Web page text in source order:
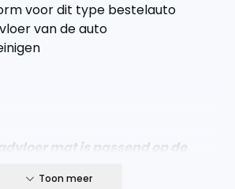
voor dit type bestelauto
van de auto
mat is passend op de
Toon meer